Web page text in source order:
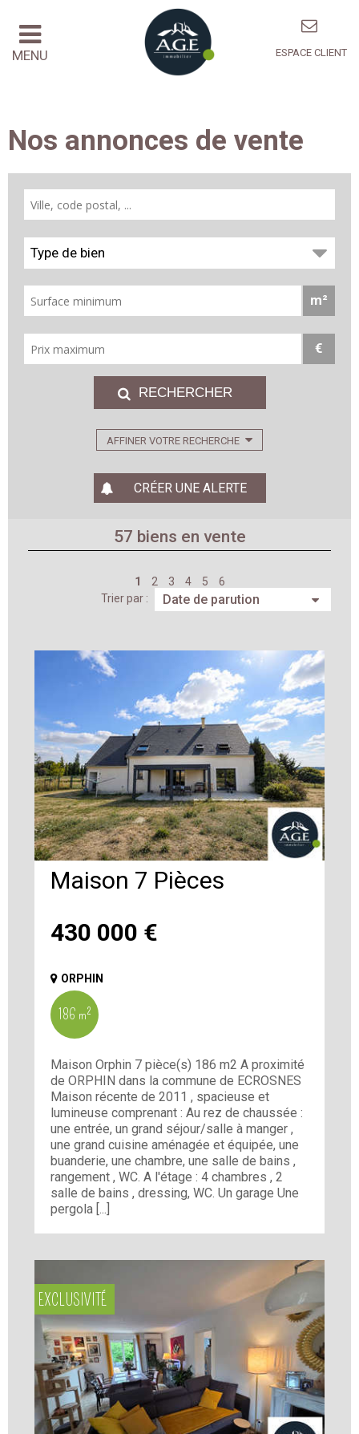
MENU ESPACE CLIENT
Nos annonces de vente
Type de bien
m²
€
AFFINER VOTRE RECHERCHE
CRÉER UNE ALERTE
57 biens en vente
1 2 3 4 5
6
Trier par :
430 000 €
Maison 7 Pièces
ORPHIN
186 m²
Maison Orphin 7 pièce(s) 186 m2 A proximité
de ORPHIN dans la commune de ECROSNES
Maison récente de 2011 , spacieuse et
lumineuse comprenant : Au rez de chaussée :
une entrée, un grand séjour/salle à manger ,
une grand cuisine aménagée et équipée, une
buanderie, une chambre, une salle de bains ,
rangement , WC. A l'étage : 4 chambres , 2
salle de bains , dressing, WC. Un garage Une
pergola [...]
EXCLUSIVITÉ